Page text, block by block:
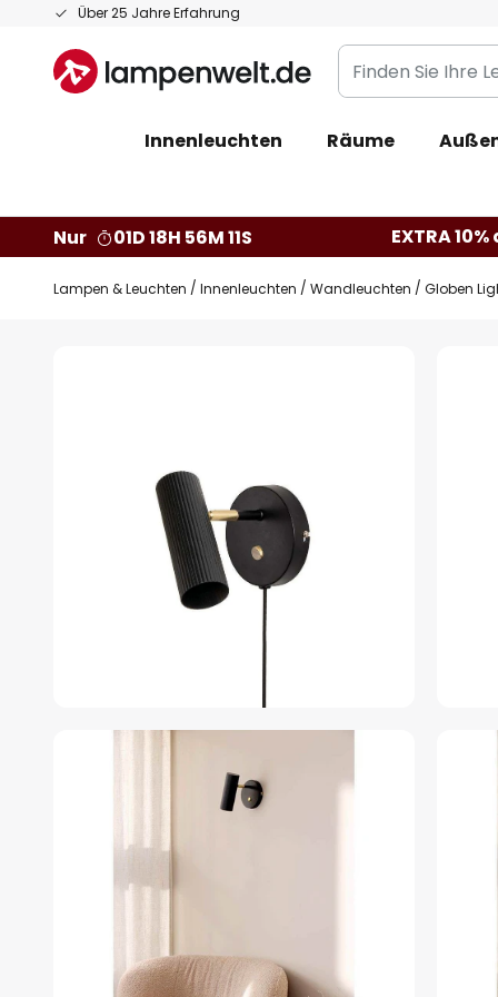
Über 25 Jahre Erfahrung
Zum
springen
Finden
Sie
Leuchte...
Innenleuchten Räume
Nur
01D 18H 56M 10S EXTRA
Lampen & Leuchten Innenleuchten Wandleuchten Globen